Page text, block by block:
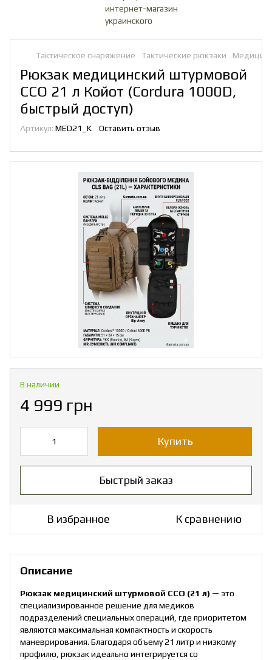
Тактическое снаряжение Тактические рюкзаки
Рюкзак медицинский штурмовой
ССО 21 л Койот (Cordura 1000D,
быстрый доступ)
Артикул: MED21_K Оставить отзыв
В наличии
4 999 грн
Купить
Быстрый заказ
В избранное К сравнению
Описание
Рюкзак медицинский штурмовой ССО (21 л) — это
специализированное решение для медиков
подразделений специальных операций, где приоритетом
являются максимальная компактность и скорость
маневрирования. Благодаря объему 21 литр и низкому
профилю, рюкзак идеально интегрируется со